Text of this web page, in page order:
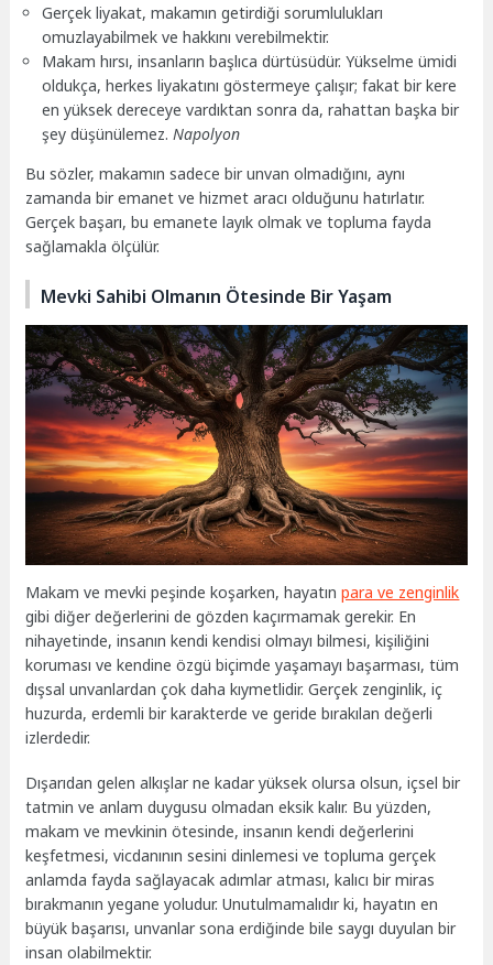
Gerçek liyakat, makamın getirdiği sorumlulukları
omuzlayabilmek ve hakkını verebilmektir.
Makam hırsı, insanların başlıca dürtüsüdür. Yükselme ümidi
oldukça, herkes liyakatını göstermeye çalışır; fakat bir kere
en yüksek dereceye vardıktan sonra da, rahattan başka bir
şey düşünülemez.Napolyon
Bu sözler, makamın sadece bir unvan olmadığını, aynı
zamanda bir emanet ve hizmet aracı olduğunu hatırlatır.
Gerçek başarı, bu emanete layık olmak ve topluma fayda
sağlamakla ölçülür.
Mevki Sahibi Olmanın Ötesinde Bir Yaşam
Makam ve mevki peşinde koşarken, hayatınpara ve zenginlik
gibi diğer değerlerini de gözden kaçırmamak gerekir. En
nihayetinde, insanın kendi kendisi olmayı bilmesi, kişiliğini
koruması ve kendine özgü biçimde yaşamayı başarması, tüm
dışsal unvanlardan çok daha kıymetlidir. Gerçek zenginlik, iç
huzurda, erdemli bir karakterde ve geride bırakılan değerli
izlerdedir.
Dışarıdan gelen alkışlar ne kadar yüksek olursa olsun, içsel bir
tatmin ve anlam duygusu olmadan eksik kalır. Bu yüzden,
makam ve mevkinin ötesinde, insanın kendi değerlerini
keşfetmesi, vicdanının sesini dinlemesi ve topluma gerçek
anlamda fayda sağlayacak adımlar atması, kalıcı bir miras
bırakmanın yegane yoludur. Unutulmamalıdır ki, hayatın en
büyük başarısı, unvanlar sona erdiğinde bile saygı duyulan bir
insan olabilmektir.